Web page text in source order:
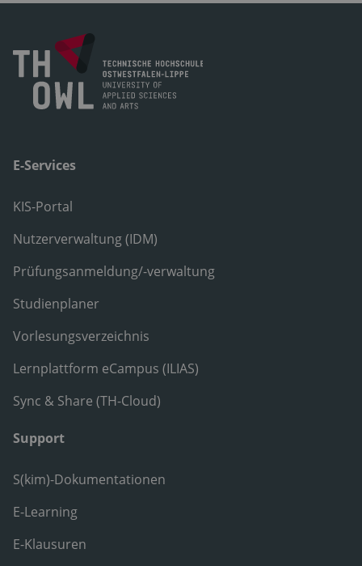
E-Services
KIS-Portal
Nutzerverwaltung (IDM)
Prüfungsanmeldung/-verwaltung
Studienplaner
Vorlesungsverzeichnis
Lernplattform eCampus (ILIAS)
Sync & Share (TH-Cloud)
Support
S(kim)-Dokumentationen
E-Learning
E-Klausuren